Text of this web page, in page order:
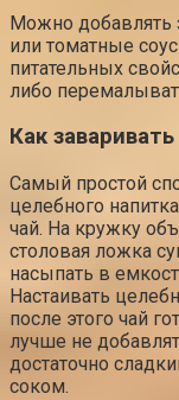
Можно добавлять
или томатные
питательных
либо
Как
Самый простой
целебного
чай. На кружку
столовая ложка
насыпать в
Настаивать
после этого чай
лучше не
достаточно
соком.